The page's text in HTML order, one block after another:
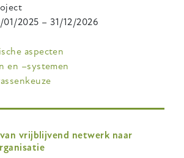
01/2025 –31/12/2026
aspecten
en –systemen
vrijblijvend netwerk naar